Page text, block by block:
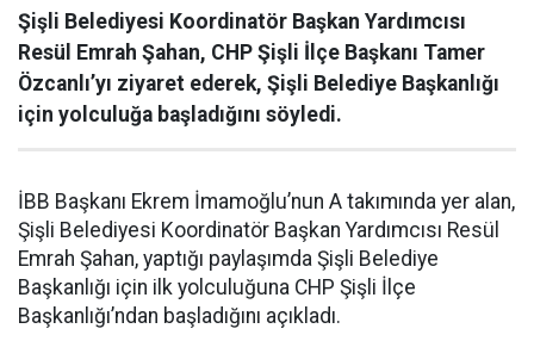
Şişli Belediyesi Koordinatör Başkan Yardımcısı
Resül Emrah Şahan, CHP Şişli İlçe Başkanı Tamer
Özcanlı’yı ziyaret ederek, Şişli Belediye Başkanlığı
için yolculuğa başladığını söyledi.
İBB Başkanı Ekrem İmamoğlu’nun A takımında yer alan,
Şişli Belediyesi Koordinatör Başkan Yardımcısı Resül
Emrah Şahan, yaptığı paylaşımda Şişli Belediye
Başkanlığı için ilk yolculuğuna CHP Şişli İlçe
Başkanlığı’ndan başladığını açıkladı.